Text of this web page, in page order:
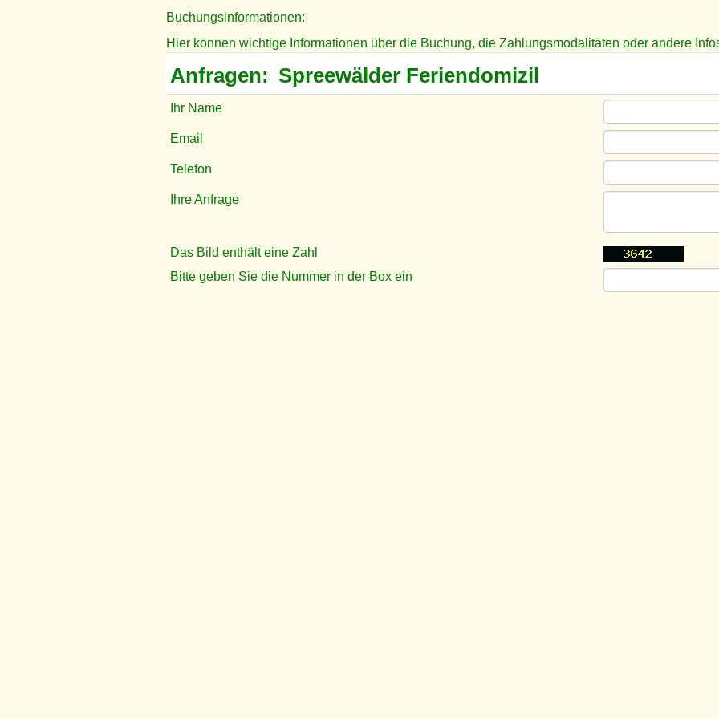
Buchungsinformationen:
Hier können wichtige Informationen über die Buchung, die Zahlungsmodalitäten oder andere
Anfragen: Spreewälder Feriendomizil
Ihr Name
Email
Telefon
Ihre Anfrage
Das Bild enthält eine Zahl
Bitte geben Sie die Nummer in der Box ein